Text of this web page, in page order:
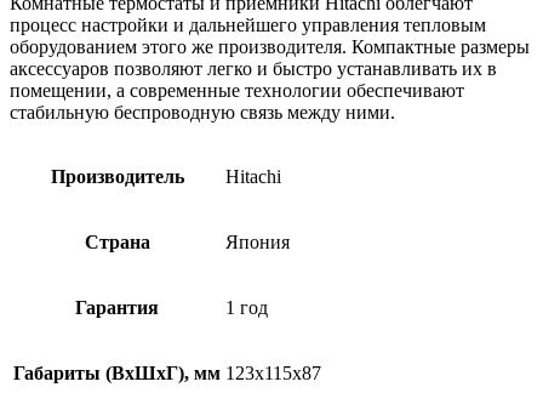
процесс настройки и дальнейшего управления тепловым
оборудованием этого же производителя. Компактные размеры
аксессуаров позволяют легко и быстро устанавливать их в
помещении, а современные технологии обеспечивают
стабильную беспроводную связь между ними.
Производитель Hitachi
Страна Япония
Гарантия 1 год
Габариты (ВхШхГ), мм 123x115x87